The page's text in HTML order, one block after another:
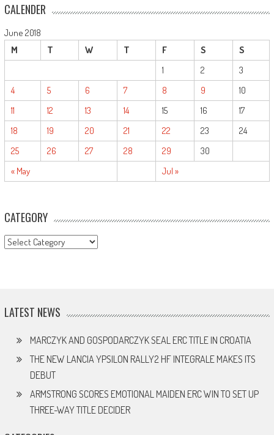
CALENDER
June 2018
M
T W T F S S
« May Jul »
1 2
3
4
5 6 7 8 9
10
11
12 13 14 15 16
17
18
19 20 21 22 23
24
25
26 27 28 29 30
CATEGORY
CATEGORY
LATEST NEWS
MARCZYK AND GOSPODARCZYK SEAL ERC TITLE IN CROATIA
THE NEW LANCIA YPSILON RALLY2 HF INTEGRALE MAKES ITS
DEBUT
ARMSTRONG SCORES EMOTIONAL MAIDEN ERC WIN TO SET UP
THREE-WAY TITLE DECIDER